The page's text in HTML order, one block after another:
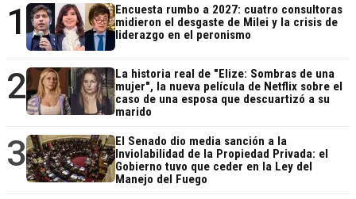
1
Encuesta rumbo a 2027: cuatro consultoras
midieron el desgaste de Milei y la crisis de
liderazgo en el peronismo
2
La historia real de "Elize: Sombras de una
mujer", la nueva película de Netflix sobre el
caso de una esposa que descuartizó a su
marido
3
El Senado dio media sanción a la
Inviolabilidad de la Propiedad Privada: el
Gobierno tuvo que ceder en la Ley del
Manejo del Fuego